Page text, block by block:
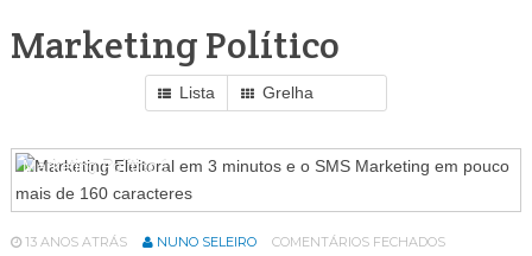
Marketing Político
Lista Grelha
Marketing Político 1
13 ANOS ATRÁS NUNO SELEIRO COMENTÁRIOS FECHADOS